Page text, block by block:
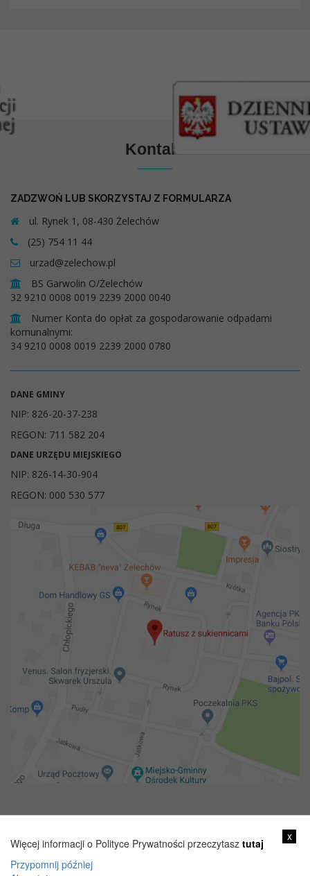
Kontakt
ZADZWOŃ LUB SKORZYSTAJ Z FORMULARZA
ul. Rynek 1, 08-430 Żelechów
(25) 754 11 44
urzad@zelechow.pl
BS Garwolin O/Żelechów
32 9210 0008 0019 2239 2000 0040
Numer Konta do opłat za gospodarowanie odpadami
komunalnymi:
34 9210 0008 0019 2239 2000 0780
DANE GMINY
NIP: 826-20-37-238
REGON: 711 582 204
DANE URZĘDU MIEJSKIEGO
NIP: 826-14-30-904
REGON: 000 530 577
x
Więcej informacji o Polityce Prywatności przeczytasz tutaj
Przypomnij później